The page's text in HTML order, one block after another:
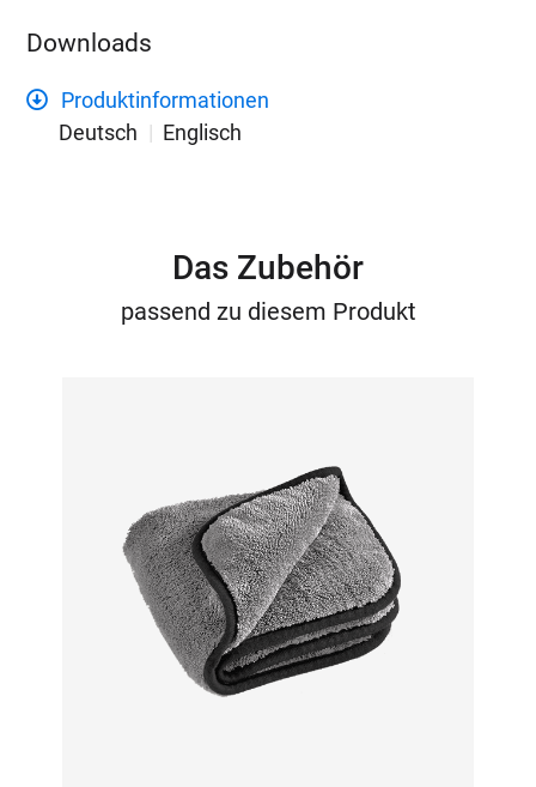
Downloads
Produktinformationen
Deutsch
Englisch
Das Zubehör
passend zu diesem Produkt